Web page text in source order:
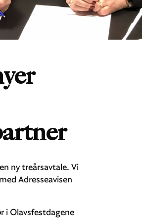
ny treårsavtale. Vi
Adresseavisen
i Olavsfestdagene